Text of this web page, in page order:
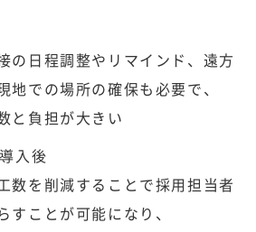
の日程調整やリマインド、遠方
地での場所の確保も必要で、
と負担が大きい
入後
数を削減することで採用担当者
すことが可能になり、